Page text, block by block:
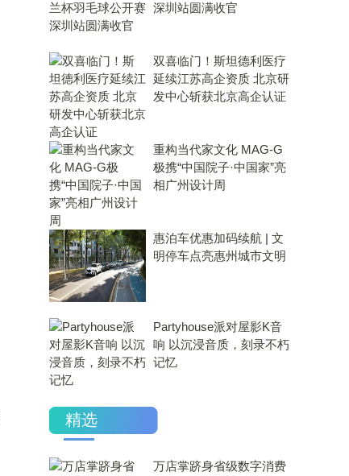
深圳站圆满收官
双喜临门！斯坦德利医疗
延续江苏高企资质 北京研
发中心斩获北京高企认证
重构当代家文化 MAG-G
极携“中国院子·中国家”亮
相广州设计周
惠泊车优惠加码续航 | 文
明停车点亮惠州城市文明
Partyhouse派对屋影K音
响 以沉浸音质，刻录不朽
记忆
精选
万店掌跻身省级数字消费